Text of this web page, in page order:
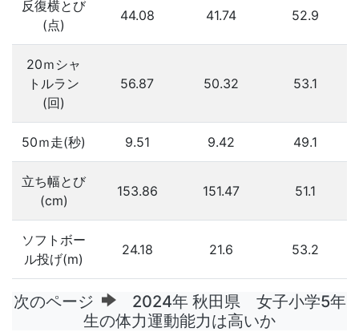
反復横とび
(点)
44.08 41.74 52.9
20ｍシャ
トルラン
(回)
56.87 50.32 53.1
50ｍ走(秒) 9.51 9.42 49.1
立ち幅とび
(cm)
153.86 151.47 51.1
ソフトボー
ル投げ(m)
24.18 21.6 53.2
次のページ
2024年 秋田県 女子小学5年
生の体力運動能力は高いか